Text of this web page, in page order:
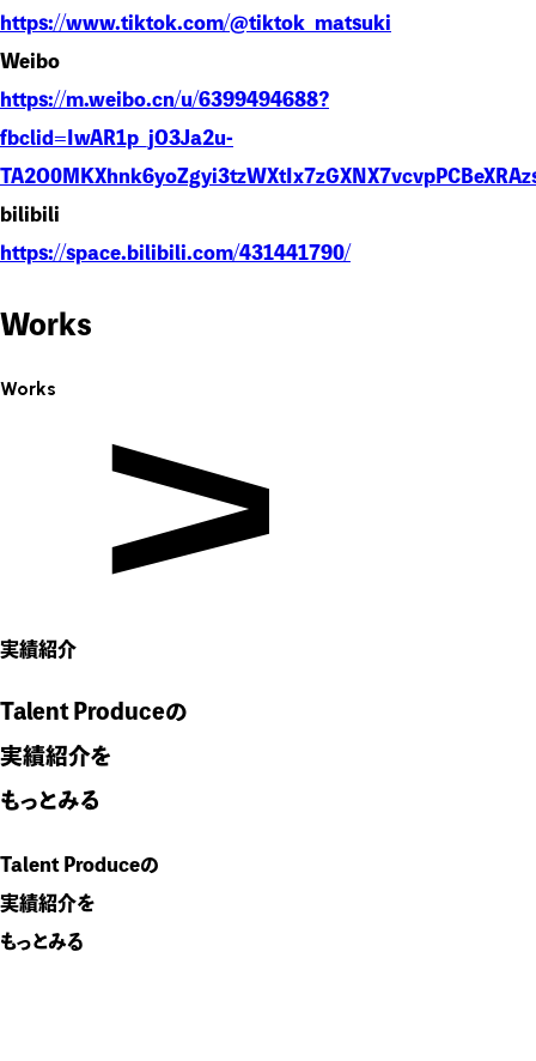
https://www.tiktok.com/@tiktok_matsuki
Weibo
https://m.weibo.cn/u/6399494688?
fbclid=IwAR1p_jO3Ja2u-
bilibili
https://space.bilibili.com/431441790/
Works
Works
実績紹介
Talent Produceの
実績紹介を
もっとみる
Talent Produceの
実績紹介を
もっとみる